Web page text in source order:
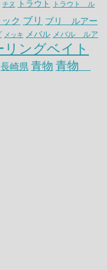
チヌ トラウト トラウト ル
ク ブリ ブリ ルアー
メッキ メバル メバル ルア
リングベイト
長崎県 青物 青物